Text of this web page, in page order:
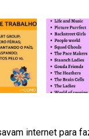
internet para